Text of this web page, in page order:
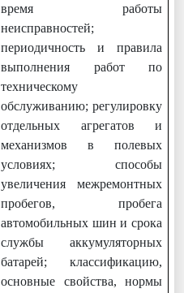
время работы
неисправностей;
периодичность и правила
выполнения работ по
техническому
обслуживанию; регулировку
отдельных агрегатов и
механизмов в полевых
условиях; способы
увеличения межремонтных
пробегов, пробега
автомобильных шин и срока
службы аккумуляторных
батарей; классификацию,
основные свойства, нормы